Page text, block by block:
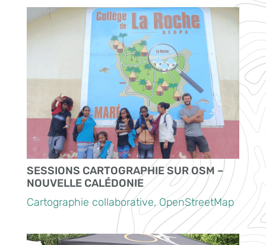
SESSIONS CARTOGRAPHIE SUR OSM –
NOUVELLE CALÉDONIE
Cartographie collaborative,OpenStreetMap